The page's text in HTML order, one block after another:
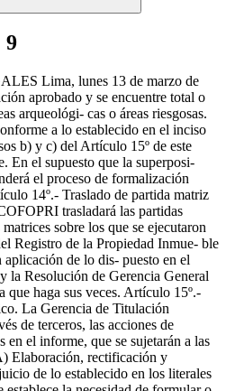
9
Lima, lunes 13 de marzo de
aprobado y se encuentre total o
arqueológi- cas o áreas riesgosas.
a lo establecido en el inciso
b) y c) del Artículo 15º de este
En el supuesto que la superposi-
el proceso de formalización
14º.- Traslado de partida matriz
trasladará las partidas
sobre los que se ejecutaron
Registro de la Propiedad Inmue- ble
de lo dis- puesto en el
la Resolución de Gerencia General
haga sus veces. Artículo 15º.-
La Gerencia de Titulación
de terceros, las acciones de
en el informe, que se sujetarán a las
Elaboración, rectificación y
de lo establecido en los literales